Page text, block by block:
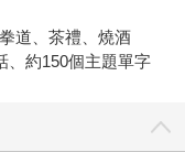
道、茶禮、燒酒
、約150個主題單字